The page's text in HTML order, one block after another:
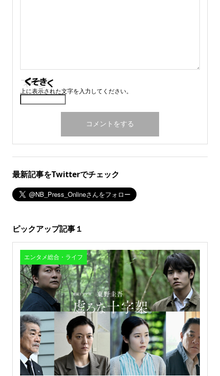
上に表示された文字を入力してください。
最新記事をTwitterでチェック
ピックアップ記事１
エンタメ総合・ライフ